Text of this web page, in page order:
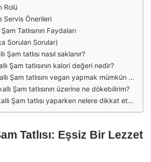
Rolü
Servis Önerileri
Tatlısının Faydaları
Sorulan Sorular)
Şam tatlısı nasıl saklanır?
Şam tatlısının kalori değeri nedir?
Şam tatlısını vegan yapmak mümkün mü?
Şam tatlısının üzerine ne dökebilirim?
Şam tatlısı yaparken nelere dikkat etmeliyim?
Tatlısı: Eşsiz Bir Lezzet